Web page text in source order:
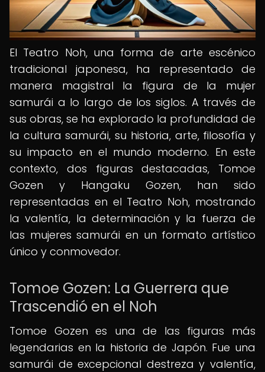
El Teatro Noh, una forma de arte escénico
tradicional japonesa, ha representado de
manera magistral la figura de la mujer
samurái a lo largo de los siglos. A través de
sus obras, se ha explorado la profundidad de
la cultura samurái, su historia, arte, filosofía y
su impacto en el mundo moderno. En este
contexto, dos figuras destacadas, Tomoe
Gozen y Hangaku Gozen, han sido
representadas en el Teatro Noh, mostrando
la valentía, la determinación y la fuerza de
las mujeres samurái en un formato artístico
único y conmovedor.
Tomoe Gozen: La Guerrera que
Trascendió en el Noh
Tomoe Gozen es una de las figuras más
legendarias en la historia de Japón. Fue una
samurái de excepcional destreza y valentía,